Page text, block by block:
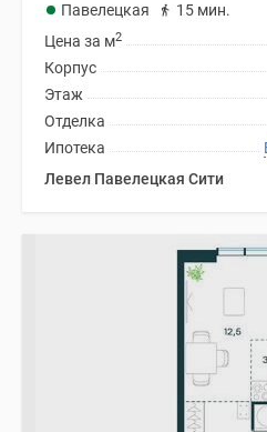
Павелецкая
15 мин.
Цена за м2
Корпус
Этаж
Отделка
Ипотека
Левел Павелецкая Сити